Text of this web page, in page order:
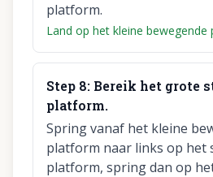
platform.
Land op het kleine bewegende
Step 8: Bereik het grote
platform.
Spring vanaf het kleine
platform naar links op het
platform, spring dan op